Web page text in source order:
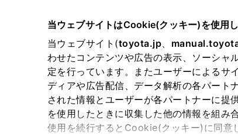
当ウェブサイトはCookie(クッキー)を使用し
当ウェブサイト(toyota.jp、
わせたコンテンツや広告の表示、ソーシャ
定を行っています。またユーザーによるサ
ディアや広告配信、データ解析の各パート
された情報とユーザーが各パートナーに提
を使用したときに収集した他の情報を組み
使用を続行するとCookie(クッキー)に同意
オーナーサポート トピックス
ショップブログ